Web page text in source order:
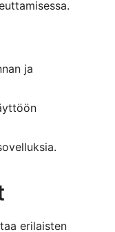
ja
erilaisten